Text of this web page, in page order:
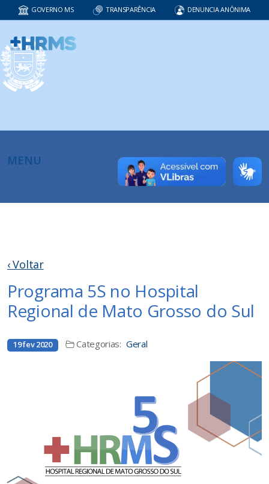
GOVERNO MS TRANSPARÊNCIA DENUNCIA ANÔNIMA
MENU
‹ Voltar
Programa 5S no Hospital
Regional de Mato Grosso do Sul
19 fev 2020 Categorias: Geral